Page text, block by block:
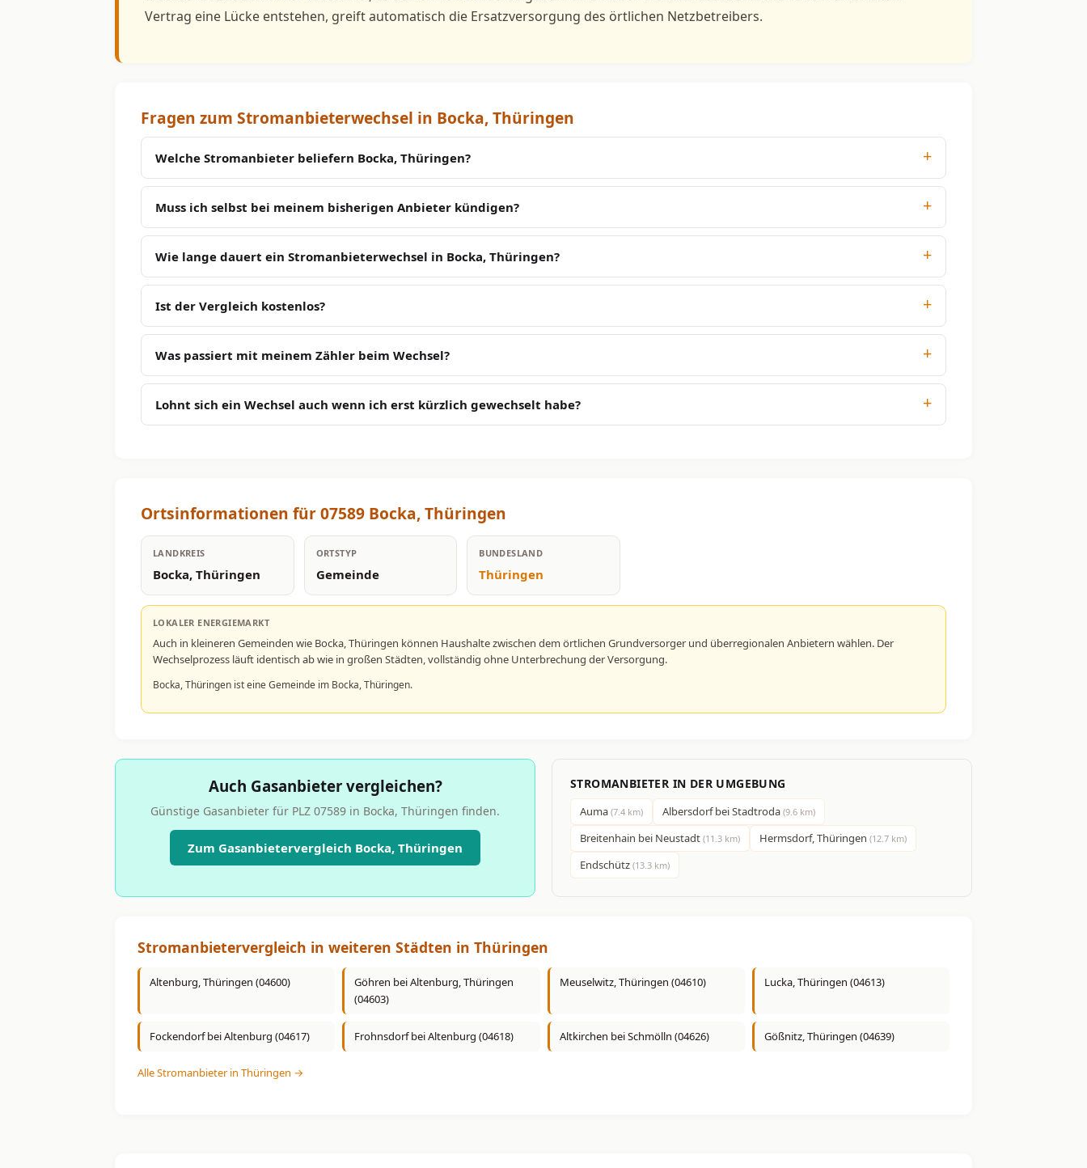
Vertrag eine Lücke entstehen, greift automatisch die Ersatzversorgung des örtlichen Netzbetreibers.
Fragen zum Stromanbieterwechsel in Bocka, Thüringen
Welche Stromanbieter beliefern Bocka, Thüringen?
Muss ich selbst bei meinem bisherigen Anbieter kündigen?
Wie lange dauert ein Stromanbieterwechsel in Bocka, Thüringen?
Ist der Vergleich kostenlos?
Was passiert mit meinem Zähler beim Wechsel?
Lohnt sich ein Wechsel auch wenn ich erst kürzlich gewechselt habe?
Ortsinformationen für 07589 Bocka, Thüringen
LANDKREIS
Bocka, Thüringen
ORTSTYP
Gemeinde
BUNDESLAND
Thüringen
LOKALER ENERGIEMARKT
Auch in kleineren Gemeinden wie Bocka, Thüringen können Haushalte zwischen dem örtlichen Grundversorger und überregionalen Anbietern wählen. Der
Wechselprozess läuft identisch ab wie in großen Städten, vollständig ohne Unterbrechung der Versorgung.
Bocka, Thüringen ist eine Gemeinde im Bocka, Thüringen.
Auch Gasanbieter vergleichen?
Günstige Gasanbieter für PLZ 07589 in Bocka, Thüringen finden.
Zum Gasanbietervergleich Bocka, Thüringen
STROMANBIETER IN DER UMGEBUNG
Auma (7.4 km) Albersdorf bei Stadtroda (9.6 km)
Breitenhain bei Neustadt (11.3 km) Hermsdorf, Thüringen (12.7 km)
Endschütz (13.3 km)
Stromanbietervergleich in weiteren Städten in Thüringen
Altenburg, Thüringen (04600)
Göhren bei Altenburg, Thüringen
(04603)
Meuselwitz, Thüringen (04610) Lucka, Thüringen (04613)
Fockendorf bei Altenburg (04617) Frohnsdorf bei Altenburg (04618) Altkirchen bei Schmölln (04626) Gößnitz, Thüringen (04639)
Alle Stromanbieter in Thüringen →